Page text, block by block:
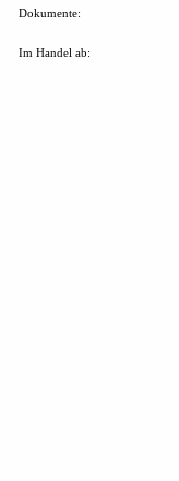
Dokumente:
Im Handel ab: